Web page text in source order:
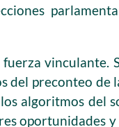
vinculante.
del preconteo de
algoritmos del
oportunidades